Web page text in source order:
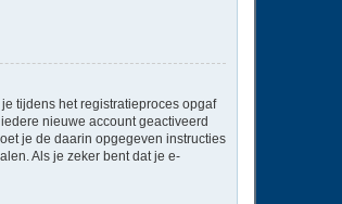
tijdens het registratieproces opgaf
nieuwe account geactiveerd
je de daarin opgegeven instructies
Als je zeker bent dat je e-